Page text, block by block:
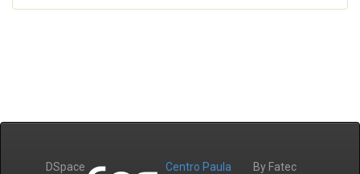
DSpace
Centro Paula
By Fatec